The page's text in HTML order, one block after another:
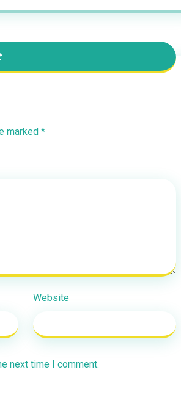
marked *
Website
next time I comment.